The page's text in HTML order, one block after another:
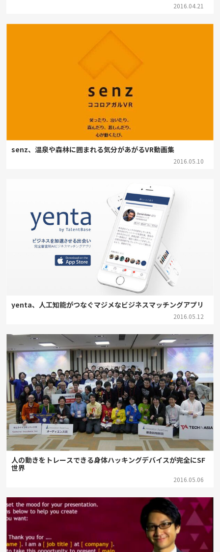
2016.04.21
senz、温泉や森林に囲まれる気分があがるVR動画集
2016.05.10
yenta、人工知能がつなぐマジメなビジネスマッチングアプリ
2016.05.12
人の動きをトレースできる身体ハッキングデバイスが完全にSF
世界
2016.05.06